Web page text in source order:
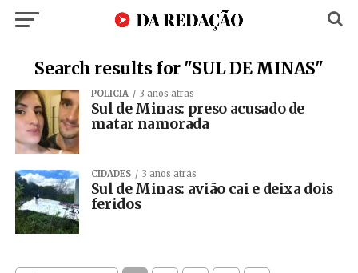
Search results for "SUL DE MINAS"
POLÍCIA 3 anos atrás
Sul de Minas: preso acusado de
matar namorada
CIDADES 3 anos atrás
Sul de Minas: avião cai e deixa dois
feridos